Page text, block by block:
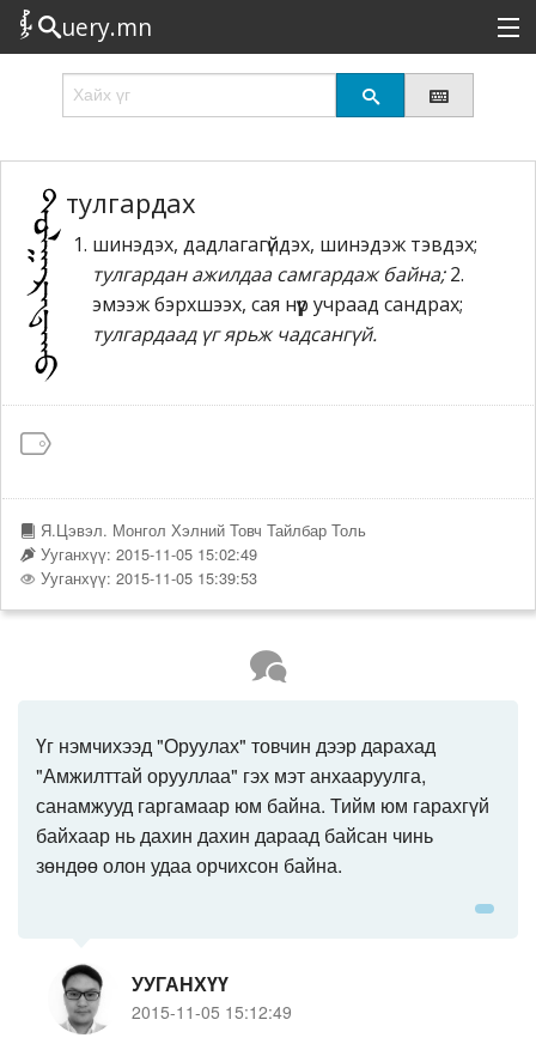
uery.mn
Сонирхолтой
Эрэлттэй
Төрөл
Татах
Логин
тулгардах
шинэдэх, дадлагагүйдэх, шинэдэж тэвдэх;
тулгардан ажилдаа самгардаж байна;2.
эмээж бэрхшээх, сая нүүр учраад сандрах;
тулгардаад үг ярьж чадсангүй.
Я.Цэвэл. Монгол Хэлний Товч Тайлбар Толь
Ууганхүү: 2015-11-05 15:02:49
Ууганхүү: 2015-11-05 15:39:53
Үг нэмчихээд "Оруулах" товчин дээр дарахад
"Амжилттай орууллаа" гэх мэт анхааруулга,
санамжууд гаргамаар юм байна. Тийм юм гарахгүй
байхаар нь дахин дахин дараад байсан чинь
зөндөө олон удаа орчихсон байна.
УУГАНХҮҮ
2015-11-05 15:12:49